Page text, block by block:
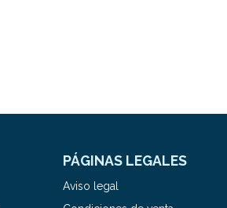
PÁGINAS LEGALES
Aviso legal